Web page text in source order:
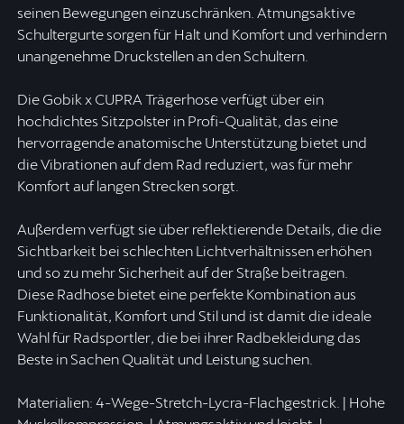
seinen Bewegungen einzuschränken. Atmungsaktive
Schultergurte sorgen für Halt und Komfort und verhindern
unangenehme Druckstellen an den Schultern.
Die Gobik x CUPRA Trägerhose verfügt über ein
hochdichtes Sitzpolster in Profi-Qualität, das eine
hervorragende anatomische Unterstützung bietet und
die Vibrationen auf dem Rad reduziert, was für mehr
Komfort auf langen Strecken sorgt.
Außerdem verfügt sie über reflektierende Details, die die
Sichtbarkeit bei schlechten Lichtverhältnissen erhöhen
und so zu mehr Sicherheit auf der Straße beitragen.
Diese Radhose bietet eine perfekte Kombination aus
Funktionalität, Komfort und Stil und ist damit die ideale
Wahl für Radsportler, die bei ihrer Radbekleidung das
Beste in Sachen Qualität und Leistung suchen.
Materialien: 4-Wege-Stretch-Lycra-Flachgestrick. | Hohe